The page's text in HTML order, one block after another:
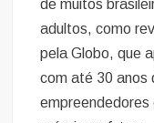
de muitos
adultos, como
pela Globo, que
com até 30 anos
empreendedores